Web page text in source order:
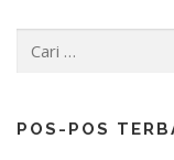
POS-POS